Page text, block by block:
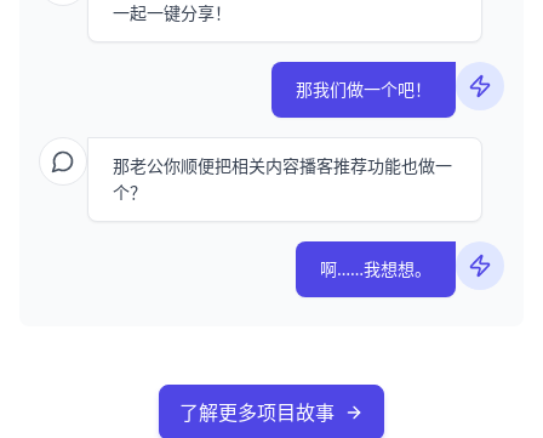
一起一键分享！
那我们做一个吧！
那老公你顺便把相关内容播客推荐功能也做一
个？
啊……我想想。
了解更多项目故事